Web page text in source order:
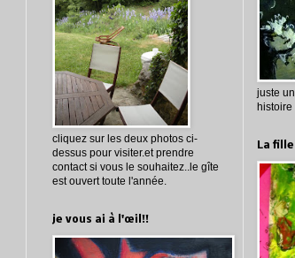
cliquez sur les deux photos ci-
dessus pour visiter.et prendre
contact si vous le souhaitez..le gîte
est ouvert toute l'année.
je vous ai à l'œil!!
juste
histoire
La